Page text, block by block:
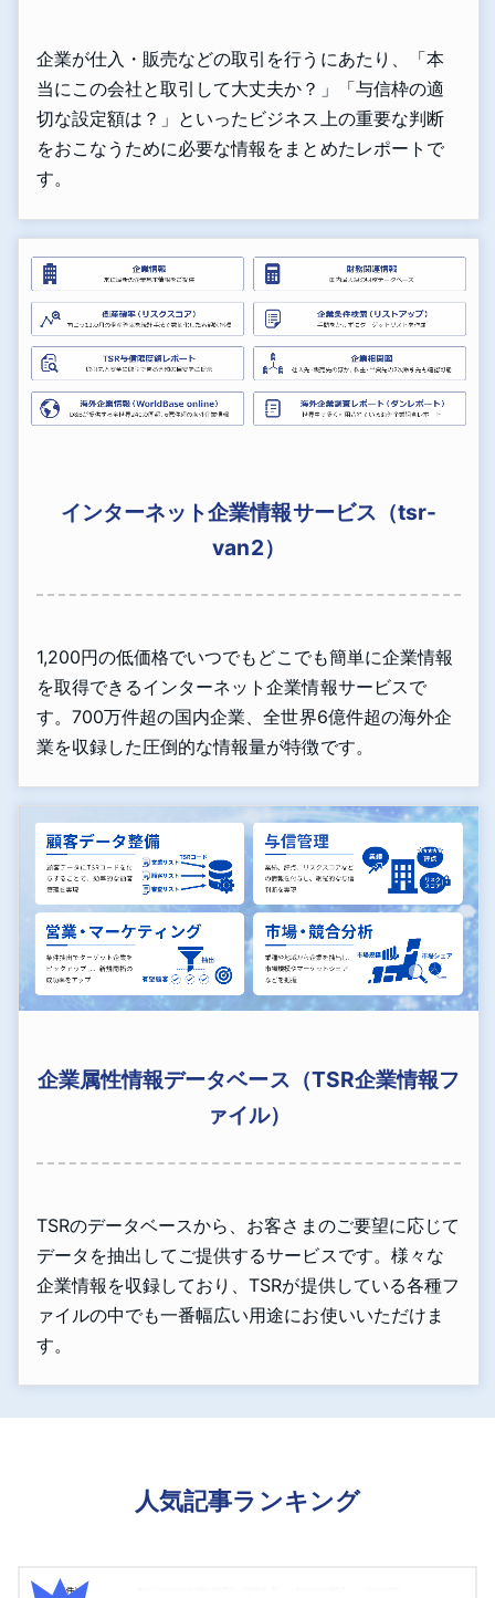
企業が仕入・販売などの取引を行うにあたり、「本
当にこの会社と取引して大丈夫か？」「与信枠の適
切な設定額は？」といったビジネス上の重要な判断
をおこなうために必要な情報をまとめたレポートで
す。
インターネット企業情報サービス（tsr-
van2）
1,200円の低価格でいつでもどこでも簡単に企業情報
を取得できるインターネット企業情報サービスで
す。700万件超の国内企業、全世界6億件超の海外企
業を収録した圧倒的な情報量が特徴です。
企業属性情報データベース（TSR企業情報フ
ァイル）
TSRのデータベースから、お客さまのご要望に応じて
データを抽出してご提供するサービスです。様々な
企業情報を収録しており、TSRが提供している各種フ
ァイルの中でも一番幅広い用途にお使いいただけま
す。
人気記事ランキング